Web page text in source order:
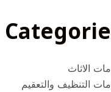
الاثاث
التنظيف والتعقيم